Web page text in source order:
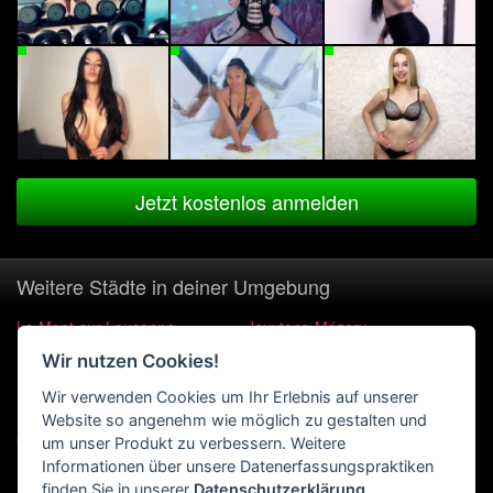
Jetzt kostenlos anmelden
Weitere Städte in deiner Umgebung
Le Mont-sur-Lausanne
Jouxtens-Mézery
Romanel-sur-Lausanne
Prilly
Cugy VD
Cheseaux-sur-Lausanne
Morrens VD
Renens VD
Cheseaux Polyval
Wir nutzen Cookies!
Wir verwenden Cookies um Ihr Erlebnis auf unserer
Website so angenehm wie möglich zu gestalten und
um unser Produkt zu verbessern. Weitere
Informationen über unsere Datenerfassungspraktiken
finden Sie in unserer Datenschutzerklärung